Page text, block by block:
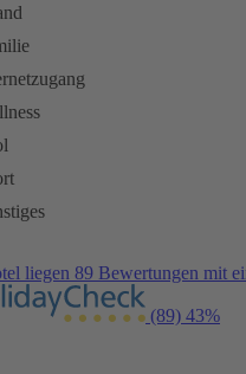
liegen 89 Bewertungen mit
(89) 43%